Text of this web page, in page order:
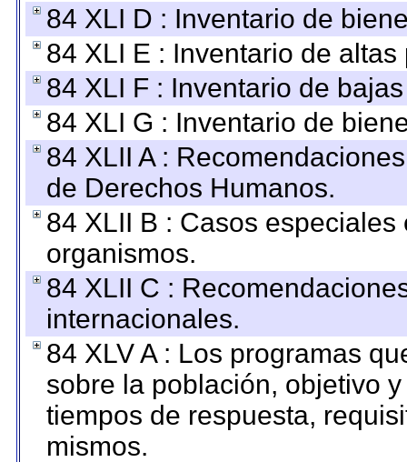
84 XLI D : Inventario de
84 XLI E : Inventario de
84 XLI F : Inventario de
84 XLI G : Inventario de
84 XLII A :
de Derechos Humanos.
84 XLII B : Casos
organismos.
84 XLII C :
internacionales.
84 XLV A : Los programas
sobre la población, objetivo
tiempos de respuesta,
mismos.